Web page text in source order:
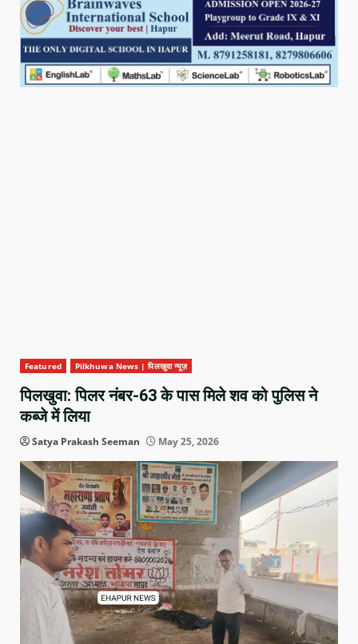
Featured Pilkhuwa News | पिलखुवा न्यूज़
पिलखुवा: पिलर नंबर-63 के पास मिले शव को पुलिस ने
कब्जे में लिया
Satya Prakash Seeman May 25, 2026